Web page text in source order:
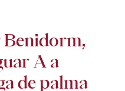
Benidorm,
A a
de palma